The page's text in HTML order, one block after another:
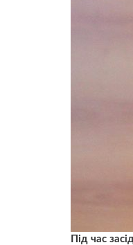
Під час